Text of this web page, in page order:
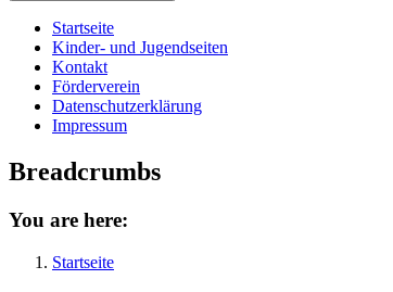
Startseite
Kinder- und Jugendseiten
Kontakt
Förderverein
Datenschutzerklärung
Impressum
Breadcrumbs
You are here:
Startseite